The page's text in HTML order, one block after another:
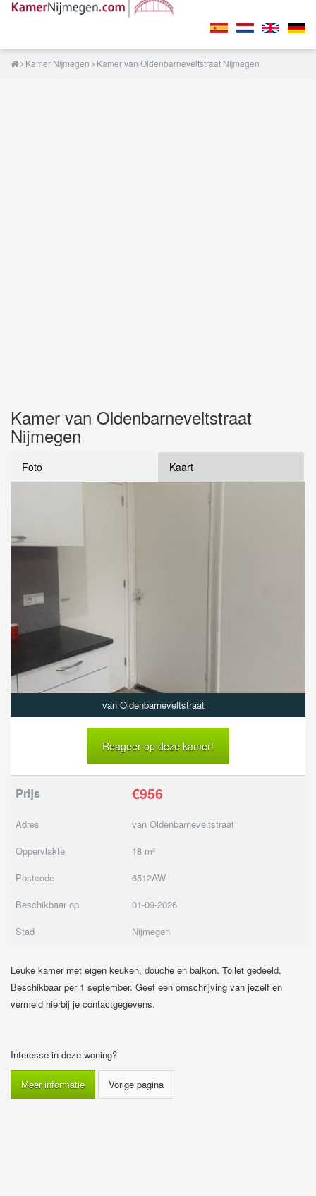
Kamer Nijmegen Kamer van Oldenbarneveltstraat Nijmegen
Kamer van Oldenbarneveltstraat
Nijmegen
Foto Kaart
van Oldenbarneveltstraat
Reageer op deze kamer!
Prijs €956
Adres
van Oldenbarneveltstraat
Oppervlakte
18 m²
Postcode
6512AW
Beschikbaar op
01-09-2026
Stad
Nijmegen
Leuke kamer met eigen keuken, douche en balkon. Toilet gedeeld.
Beschikbaar per 1 september. Geef een omschrijving van jezelf en
vermeld hierbij je contactgegevens.
Interesse in deze woning?
Meer informatie